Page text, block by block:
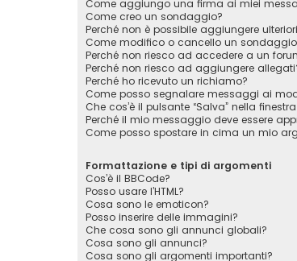
Come aggiungo una firma ai miei
Come creo un sondaggio?
Perché non è possibile aggiungere
Come modifico o cancello un
Perché non riesco ad accedere a un
Perché non riesco ad aggiungere
Perché ho ricevuto un richiamo?
Come posso segnalare messaggi ai
Che cos’è il pulsante “Salva” nella
Perché il mio messaggio deve essere
Come posso spostare in cima un mio
Formattazione e tipi di argomenti
Cos’è il BBCode?
Posso usare l’HTML?
Cosa sono le emoticon?
Posso inserire delle immagini?
Che cosa sono gli annunci globali?
Cosa sono gli annunci?
Cosa sono gli argomenti importanti?